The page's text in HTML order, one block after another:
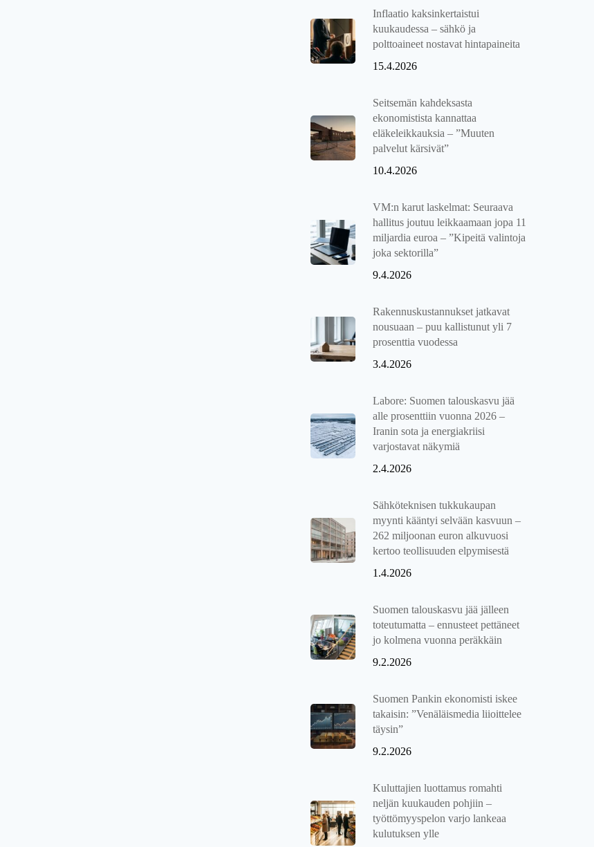
Inflaatio kaksinkertaistui
kuukaudessa – sähkö ja
polttoaineet nostavat hintapaineita
15.4.2026
Seitsemän kahdeksasta
ekonomistista kannattaa
eläkeleikkauksia – ”Muuten
palvelut kärsivät”
10.4.2026
VM:n karut laskelmat: Seuraava
hallitus joutuu leikkaamaan jopa 11
miljardia euroa – ”Kipeitä valintoja
joka sektorilla”
9.4.2026
Rakennuskustannukset jatkavat
nousuaan – puu kallistunut yli 7
prosenttia vuodessa
3.4.2026
Labore: Suomen talouskasvu jää
alle prosenttiin vuonna 2026 –
Iranin sota ja energiakriisi
varjostavat näkymiä
2.4.2026
Sähköteknisen tukkukaupan
myynti kääntyi selvään kasvuun –
262 miljoonan euron alkuvuosi
kertoo teollisuuden elpymisestä
1.4.2026
Suomen talouskasvu jää jälleen
toteutumatta – ennusteet pettäneet
jo kolmena vuonna peräkkäin
9.2.2026
Suomen Pankin ekonomisti iskee
takaisin: ”Venäläismedia liioittelee
täysin”
9.2.2026
Kuluttajien luottamus romahti
neljän kuukauden pohjiin –
työttömyyspelon varjo lankeaa
kulutuksen ylle